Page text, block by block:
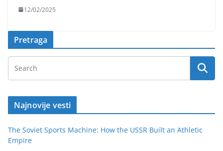
12/02/2025
Pretraga
Najnovije vesti
The Soviet Sports Machine: How the USSR Built an Athletic
Empire